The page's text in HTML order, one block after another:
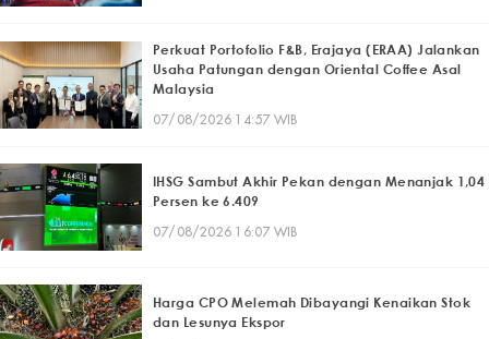
Perkuat Portofolio F&B, Erajaya (ERAA) Jalankan
Usaha Patungan dengan Oriental Coffee Asal
Malaysia
07/08/2026 14:57 WIB
IHSG Sambut Akhir Pekan dengan Menanjak 1,04
Persen ke 6.409
07/08/2026 16:07 WIB
Harga CPO Melemah Dibayangi Kenaikan Stok
dan Lesunya Ekspor